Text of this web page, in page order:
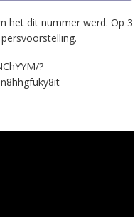
het dit nummer werd. Op 3
?